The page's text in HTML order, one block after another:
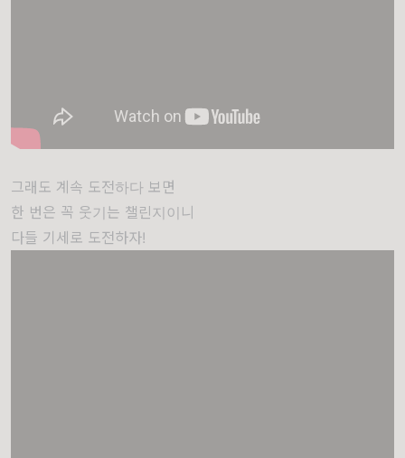
그래도 계속 도전하다 보면
한 번은 꼭 웃기는 챌린지이니
다들 기세로 도전하자!